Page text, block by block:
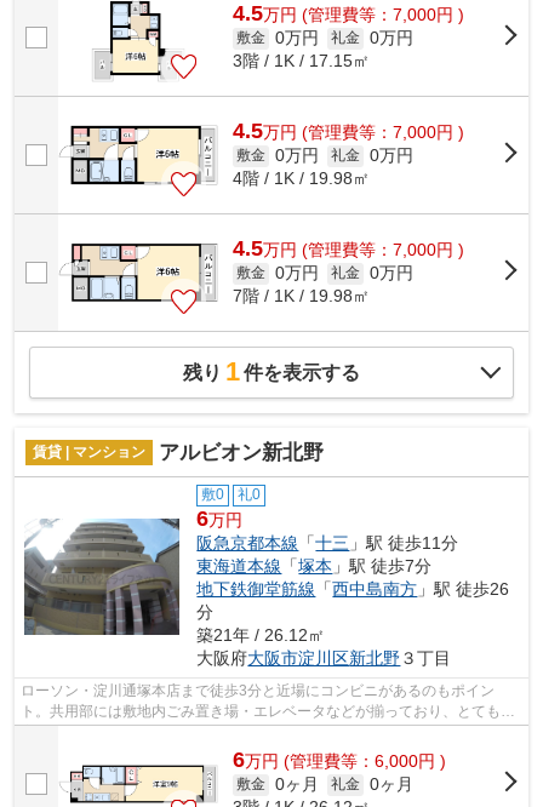
4.5万円 (管理費等：7,000円 )
敷金 0万円 礼金 0万円
3階 / 1K / 17.15㎡
4.5万円 (管理費等：7,000円 )
敷金 0万円 礼金 0万円
4階 / 1K / 19.98㎡
4.5万円 (管理費等：7,000円 )
敷金 0万円 礼金 0万円
7階 / 1K / 19.98㎡
残り 1件を表示する
賃貸 | マンション アルビオン新北野
敷0 礼0
6万円
阪急京都本線 「十三 」駅 徒歩11分
東海道本線 「塚本 」駅 徒歩7分
地下鉄御堂筋線 「西中島南方 」駅 徒歩26
分
築21年 / 26.12㎡
大阪府大阪市淀川区新北野３丁目
ローソン・淀川通塚本店まで徒歩3分と近場にコンビニがあるのもポイン
ト。共用部には敷地内ごみ置き場・エレベータなどが揃っており、とても充
実しています。2駅利用ができて、電車で...
6万円 (管理費等：6,000円 )
敷金 0ヶ月 礼金 0ヶ月